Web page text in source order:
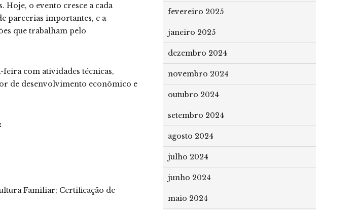
Hoje, o evento cresce a cada
parcerias importantes, e a
que trabalham pelo
feira com atividades técnicas,
de desenvolvimento econômico e
Familiar; Certificação de
fevereiro 2025
janeiro 2025
dezembro 2024
novembro 2024
outubro 2024
setembro 2024
agosto 2024
julho 2024
junho 2024
maio 2024